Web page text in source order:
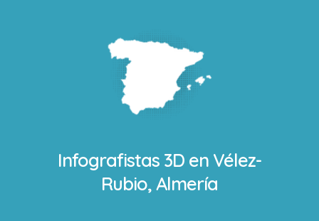
Infografistas 3D en Vélez-
Rubio, Almería